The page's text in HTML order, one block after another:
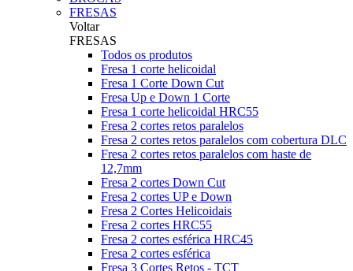
FRESAS
Voltar
FRESAS
Todos os produtos
Fresa 1 corte helicoidal
Fresa 1 Corte Down Cut
Fresa Up e Down 1 Corte
Fresa 1 corte helicoidal HRC55
Fresa 2 cortes retos paralelos
Fresa 2 cortes retos paralelos com cobertura DLC
Fresa 2 cortes retos paralelos com haste de
12,7mm
Fresa 2 cortes Down Cut
Fresa 2 cortes UP e Down
Fresa 2 Cortes Helicoidais
Fresa 2 cortes HRC55
Fresa 2 cortes esférica HRC45
Fresa 2 cortes esférica
Fresa 3 Cortes Retos - TCT